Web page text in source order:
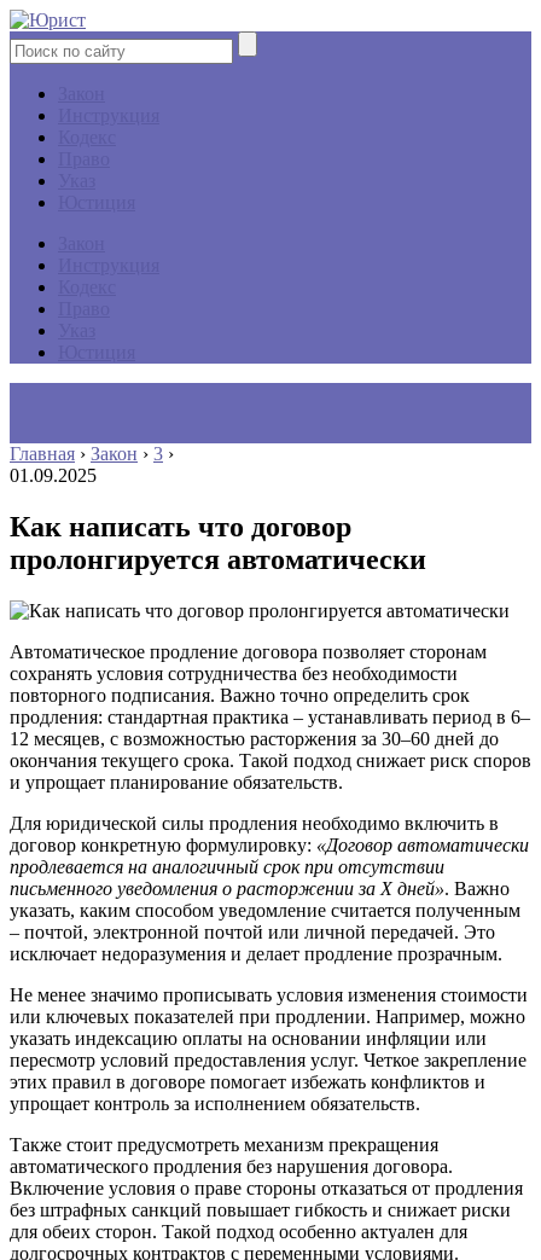
Главная › Закон › 3 ›
01.09.2025
Как написать что договор
пролонгируется автоматически
Автоматическое продление договора позволяет сторонам
сохранять условия сотрудничества без необходимости
повторного подписания. Важно точно определить срок
продления: стандартная практика – устанавливать период в 6–
12 месяцев, с возможностью расторжения за 30–60 дней до
окончания текущего срока. Такой подход снижает риск споров
и упрощает планирование обязательств.
Для юридической силы продления необходимо включить в
договор конкретную формулировку: «Договор автоматически
продлевается на аналогичный срок при отсутствии
письменного уведомления о расторжении за X дней». Важно
указать, каким способом уведомление считается полученным
– почтой, электронной почтой или личной передачей. Это
исключает недоразумения и делает продление прозрачным.
Не менее значимо прописывать условия изменения стоимости
или ключевых показателей при продлении. Например, можно
указать индексацию оплаты на основании инфляции или
пересмотр условий предоставления услуг. Четкое закрепление
этих правил в договоре помогает избежать конфликтов и
упрощает контроль за исполнением обязательств.
Также стоит предусмотреть механизм прекращения
автоматического продления без нарушения договора.
Включение условия о праве стороны отказаться от продления
без штрафных санкций повышает гибкость и снижает риски
для обеих сторон. Такой подход особенно актуален для
долгосрочных контрактов с переменными условиями.